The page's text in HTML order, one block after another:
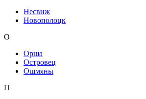
Несвиж
Новополоцк
О
Орша
Островец
Ошмяны
П